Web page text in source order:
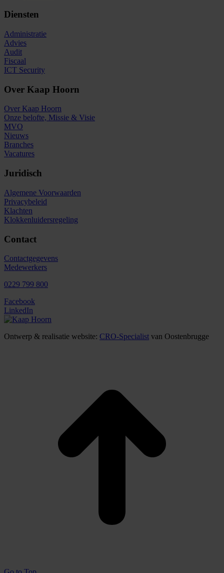
Diensten
Administratie
Advies
Audit
Fiscaal
ICT Security
Over Kaap Hoorn
Over Kaap Hoorn
Onze belofte, Missie & Visie
MVO
Nieuws
Branches
Vacatures
Juridisch
Algemene Voorwaarden
Privacybeleid
Klachten
Klokkenluidersregeling
Contact
Contactgegevens
Medewerkers
0229 799 800
Facebook
LinkedIn
Ontwerp & realisatie website: CRO-Specialist van Oostenbrugge